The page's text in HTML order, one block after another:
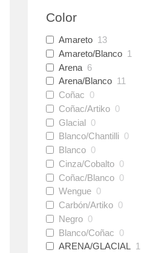
Color
Amareto 13
Amareto/Blanco 1
Arena 6
Arena/Blanco 11
Coñac 0
Coñac/Artiko 0
Glacial 0
Blanco/Chantilli 0
Blanco 0
Cinza/Cobalto 0
Coñac/Blanco 0
Wengue 0
Carbón/Artiko 0
Negro 0
Blanco/Coñac 0
ARENA/GLACIAL 1